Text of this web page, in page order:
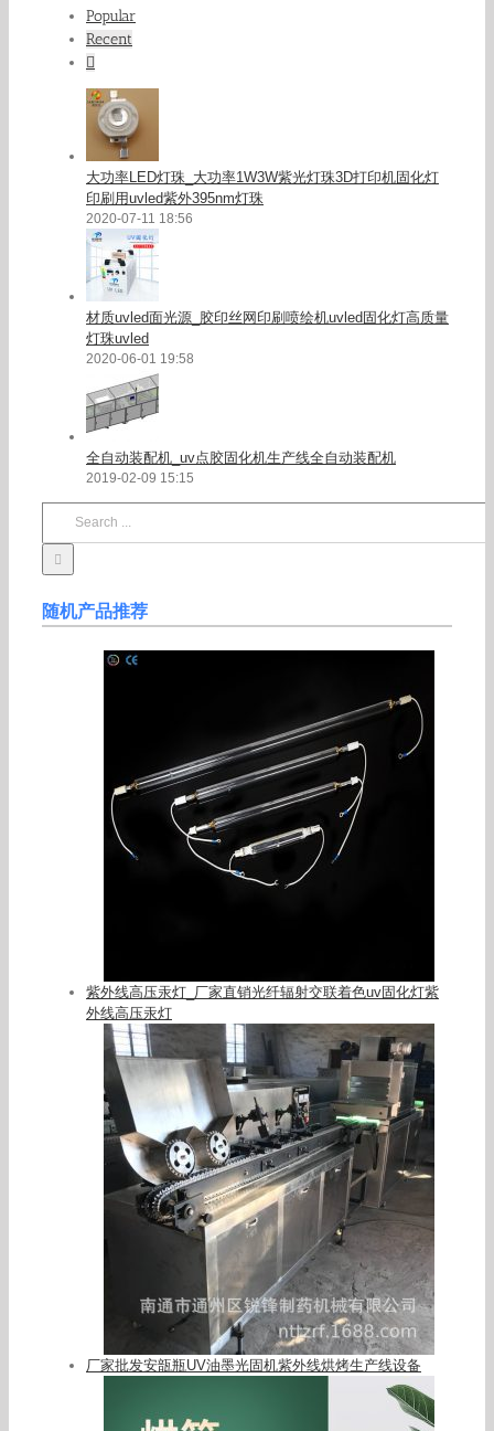
Popular
Recent
大功率LED灯珠_大功率1W3W紫光灯珠3D打印机固化灯
印刷用uvled紫外395nm灯珠
2020-07-11 18:56
材质uvled面光源_胶印丝网印刷喷绘机uvled固化灯高质量
灯珠uvled
2020-06-01 19:58
全自动装配机_uv点胶固化机生产线全自动装配机
2019-02-09 15:15
随机产品推荐
紫外线高压汞灯_厂家直销光纤辐射交联着色uv固化灯紫
外线高压汞灯
厂家批发安瓿瓶UV油墨光固机紫外线烘烤生产线设备